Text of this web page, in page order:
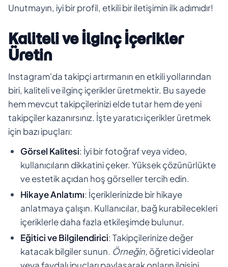
Unutmayın, iyi bir profil, etkili bir iletişimin ilk adımıdır!
Kaliteli ve İlginç İçerikler
Üretin
Instagram'da takipçi artırmanın en etkili yollarından
biri, kaliteli ve ilginç içerikler üretmektir. Bu sayede
hem mevcut takipçilerinizi elde tutar hem de yeni
takipçiler kazanırsınız. İşte yaratıcı içerikler üretmek
için bazı ipuçları:
Görsel Kalitesi: İyi bir fotoğraf veya video,
kullanıcıların dikkatini çeker. Yüksek çözünürlükte
ve estetik açıdan hoş görseller tercih edin.
Hikaye Anlatımı: İçeriklerinizde bir hikaye
anlatmaya çalışın. Kullanıcılar, bağ kurabilecekleri
içeriklerle daha fazla etkileşimde bulunur.
Eğitici ve Bilgilendirici: Takipçilerinize değer
katacak bilgiler sunun. Örneğin, öğretici videolar